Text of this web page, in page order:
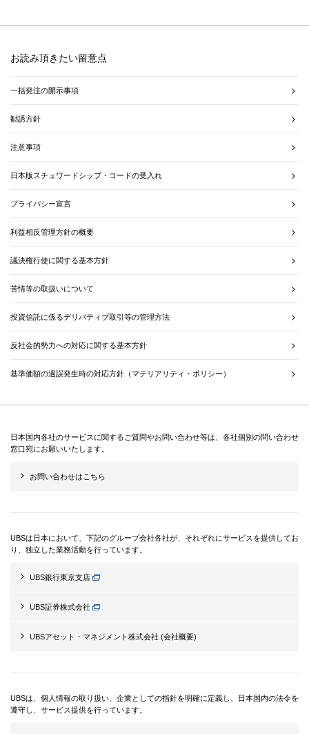
お読み頂きたい留意点
一括発注の開示事項
勧誘方針
注意事項
日本版スチュワードシップ・コードの受入れ
プライバシー宣言
利益相反管理方針の概要
議決権行使に関する基本方針
苦情等の取扱いについて
投資信託に係るデリバティブ取引等の管理方法
反社会的勢力への対応に関する基本方針
基準価額の過誤発生時の対応方針 （マテリアリティ・ポリシー）
日本国内各社のサービスに関するご質問やお問い合わせ等は、各社個別の問い合わせ
窓口宛にお願いいたします。
お問い合わせはこちら
UBSは日本において、下記のグループ会社各社が、それぞれにサービスを提供してお
り、独立した業務活動を行っています。
UBS銀行東京支店
UBS証券株式会社
UBSアセット・マネジメント株式会社 (会社概要)
UBSは、個人情報の取り扱い、企業としての指針を明確に定義し、日本国内の法令を
遵守し、サービス提供を行っています。